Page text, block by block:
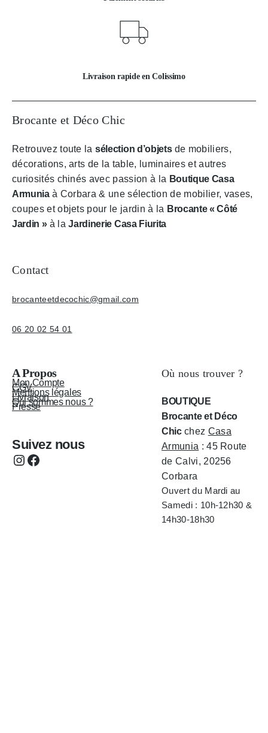
Livraison rapide en Colissimo
Brocante et Déco Chic
Retrouvez toute lasélection d’objetsde mobiliers,
décorations, arts de la table, luminaires et autres
curiosités chinés avec passion à la Boutique Casa
Armuniaà Corbara & une sélection de mobilier, vases,
coupes et objets pour le jardin à la Brocante « Côté
Jardin »à laJardinerie Casa Fiurita
Contact
brocanteetdecochic@gmail.com
06 20 02 54 01
A Propos
Mon Compte
CGV
Mentions légales
Livraison
Qui sommes nous ?
Presse
Suivez nous
Instagram Facebook
Où nous trouver ?
BOUTIQUE
Brocante et Déco
Chicchez Casa
Armunia : 45 Route
de Calvi, 20256
Corbara
Ouvert du Mardi au
Samedi : 10h-12h30 &
14h30-18h30